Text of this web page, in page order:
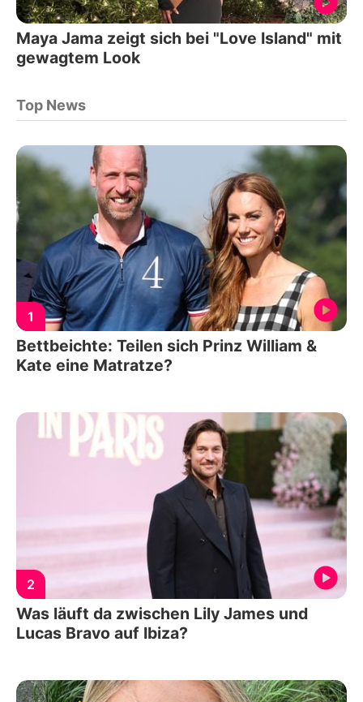
Maya Jama zeigt sich bei "Love Island" mit
gewagtem Look
Top News
1
Bettbeichte: Teilen sich Prinz William &
Kate eine Matratze?
2
Was läuft da zwischen Lily James und
Lucas Bravo auf Ibiza?